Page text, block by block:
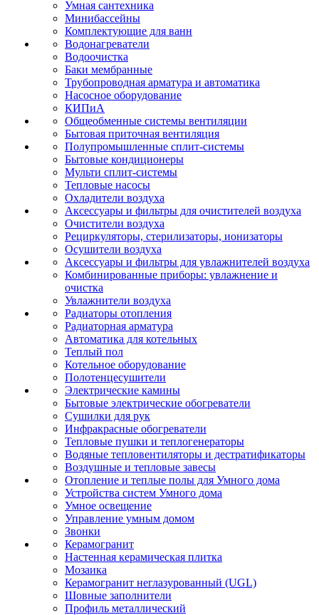
Умная сантехника
Минибассейны
Комплектующие для ванн
Водонагреватели
Водоочистка
Баки мембранные
Трубопроводная арматура и автоматика
Насосное оборудование
КИПиА
Общеобменные системы вентиляции
Бытовая приточная вентиляция
Полупромышленные сплит-системы
Бытовые кондиционеры
Мульти сплит-системы
Тепловые насосы
Охладители воздуха
Аксессуары и фильтры для очистителей воздуха
Очистители воздуха
Рециркуляторы, стерилизаторы, ионизаторы
Осушители воздуха
Аксессуары и фильтры для увлажнителей воздуха
Комбинированные приборы: увлажнение и
очистка
Увлажнители воздуха
Радиаторы отопления
Радиаторная арматура
Автоматика для котельных
Теплый пол
Котельное оборудование
Полотенцесушители
Электрические камины
Бытовые электрические обогреватели
Сушилки для рук
Инфракрасные обогреватели
Тепловые пушки и теплогенераторы
Водяные тепловентиляторы и дестратификаторы
Воздушные и тепловые завесы
Отопление и теплые полы для Умного дома
Устройства систем Умного дома
Умное освещение
Управление умным домом
Звонки
Керамогранит
Настенная керамическая плитка
Мозаика
Керамогранит неглазурованный (UGL)
Шовные заполнители
Профиль металлический